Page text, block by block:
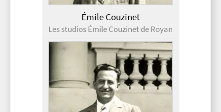
Émile Couzinet
Les studios Émile Couzinet de Royan